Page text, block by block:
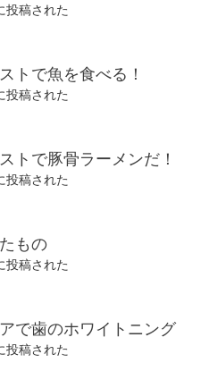
投稿された
トで魚を食べる！
投稿された
トで豚骨ラーメンだ！
投稿された
もの
投稿された
で歯のホワイトニング
投稿された